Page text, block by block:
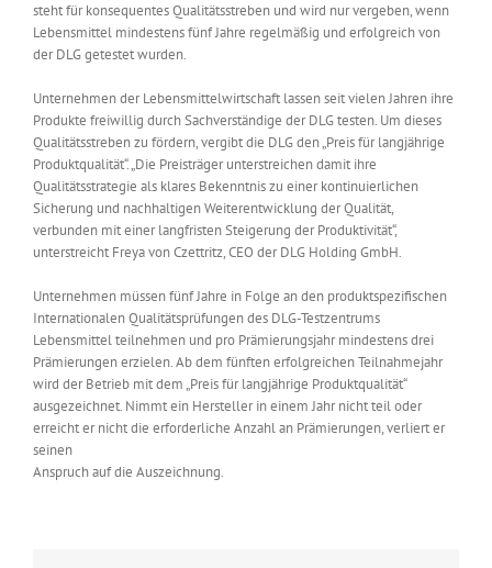
steht für konsequentes Qualitätsstreben und wird nur vergeben, wenn
Lebensmittel mindestens fünf Jahre regelmäßig und erfolgreich von
der DLG getestet wurden.
Unternehmen der Lebensmittelwirtschaft lassen seit vielen Jahren ihre
Produkte freiwillig durch Sachverständige der DLG testen. Um dieses
Qualitätsstreben zu fördern, vergibt die DLG den „Preis für langjährige
Produktqualität“. „Die Preisträger unterstreichen damit ihre
Qualitätsstrategie als klares Bekenntnis zu einer kontinuierlichen
Sicherung und nachhaltigen Weiterentwicklung der Qualität,
verbunden mit einer langfristen Steigerung der Produktivität“,
unterstreicht Freya von Czettritz, CEO der DLG Holding GmbH.
Unternehmen müssen fünf Jahre in Folge an den produktspezifischen
Internationalen Qualitätsprüfungen des DLG-Testzentrums
Lebensmittel teilnehmen und pro Prämierungsjahr mindestens drei
Prämierungen erzielen. Ab dem fünften erfolgreichen Teilnahmejahr
wird der Betrieb mit dem „Preis für langjährige Produktqualität“
ausgezeichnet. Nimmt ein Hersteller in einem Jahr nicht teil oder
erreicht er nicht die erforderliche Anzahl an Prämierungen, verliert er
seinen
Anspruch auf die Auszeichnung.